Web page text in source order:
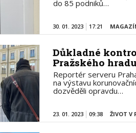
do 85 podniků…
30. 01. 2023 17:21
Důkladné
Pražského
Reportér serveru
na výstavu
dozvěděli opravdu…
23. 01. 2023 09:38 ŽIVOT V